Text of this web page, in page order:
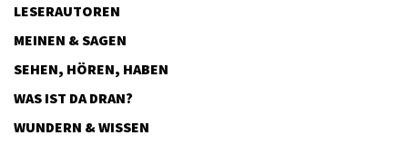
LESERAUTOREN
MEINEN & SAGEN
SEHEN, HÖREN, HABEN
WAS IST DA DRAN?
WUNDERN & WISSEN